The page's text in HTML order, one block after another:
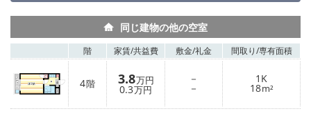
同じ建物の他の空室
階 家賃/共益費 敷金/礼金 間取り/専有面積
4階 3.8万円
0.3万円
－
－
1K
18m²